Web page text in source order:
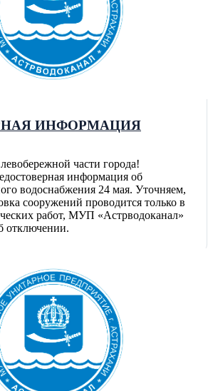
ИНФОРМАЦИЯ
части города!
информация об
водоснабжения 24 мая. Уточняем,
сооружений проводится только в
работ, МУП «Астрводоканал»
отключении.